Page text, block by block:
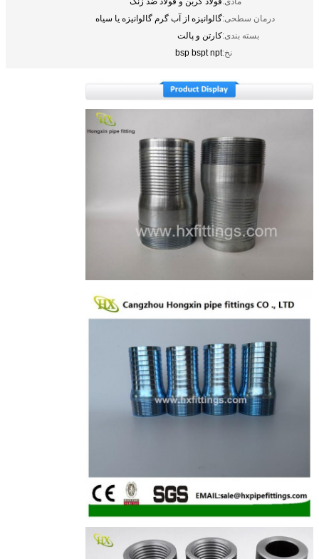
درمان سطحی:گالوانیزه از آب گرم گالوانیزه یا سیاه
بسته بندی:کارتن و پالت
نخ:bsp bspt npt